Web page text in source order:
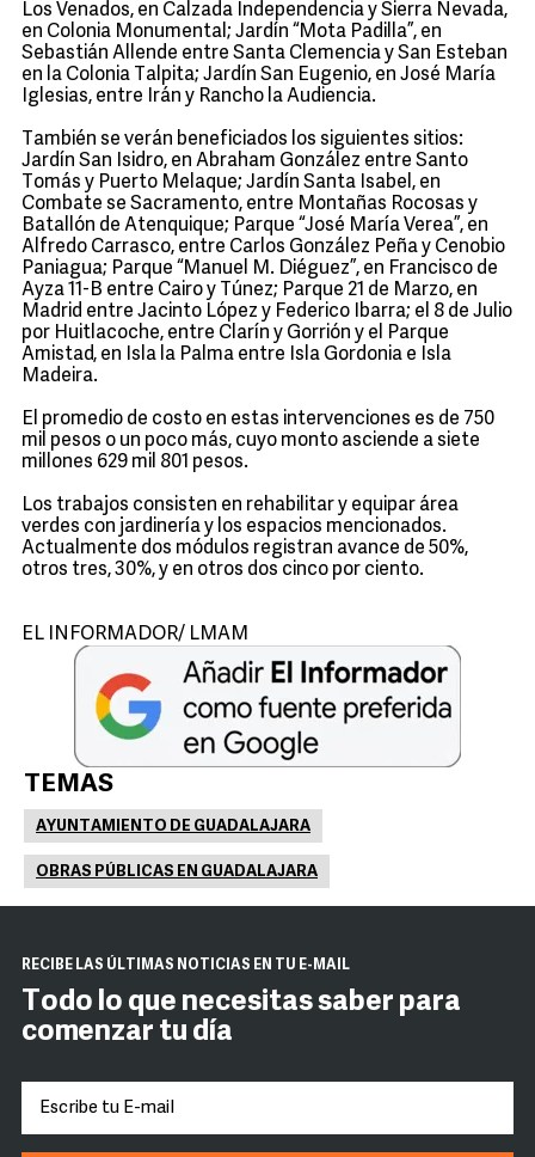
Los Venados, en Calzada Independencia y Sierra Nevada,
en Colonia Monumental; Jardín “Mota Padilla”, en
Sebastián Allende entre Santa Clemencia y San Esteban
en la Colonia Talpita; Jardín San Eugenio, en José María
Iglesias, entre Irán y Rancho la Audiencia.
También se verán beneficiados los siguientes sitios:
Jardín San Isidro, en Abraham González entre Santo
Tomás y Puerto Melaque; Jardín Santa Isabel, en
Combate se Sacramento, entre Montañas Rocosas y
Batallón de Atenquique; Parque “José María Verea”, en
Alfredo Carrasco, entre Carlos González Peña y Cenobio
Paniagua; Parque “Manuel M. Diéguez”, en Francisco de
Ayza 11-B entre Cairo y Túnez; Parque 21 de Marzo, en
Madrid entre Jacinto López y Federico Ibarra; el 8 de Julio
por Huitlacoche, entre Clarín y Gorrión y el Parque
Amistad, en Isla la Palma entre Isla Gordonia e Isla
Madeira.
El promedio de costo en estas intervenciones es de 750
mil pesos o un poco más, cuyo monto asciende a siete
millones 629 mil 801 pesos.
Los trabajos consisten en rehabilitar y equipar área
verdes con jardinería y los espacios mencionados.
Actualmente dos módulos registran avance de 50%,
otros tres, 30%, y en otros dos cinco por ciento.
EL INFORMADOR/ LMAM
TEMAS
AYUNTAMIENTO DE GUADALAJARA
OBRAS PÚBLICAS EN GUADALAJARA
RECIBE LAS ÚLTIMAS NOTICIAS EN TU E-MAIL
Todo lo que necesitas saber para
comenzar tu día